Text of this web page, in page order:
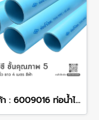
รหัสสินค้า : 6009016 ท่อน้ำไทย ท่อพีวีซี ชั้นคุณภาพ 5 ขนาด 24 นิ้ว ยาว 4 เมตร สีฟ้า